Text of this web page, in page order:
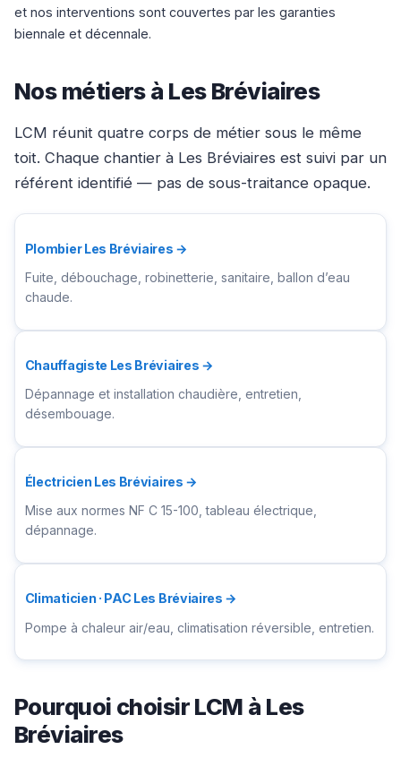
et nos interventions sont couvertes par les garanties
biennale et décennale.
Nos métiers à Les Bréviaires
LCM réunit quatre corps de métier sous le même
toit. Chaque chantier à Les Bréviaires est suivi par un
référent identifié — pas de sous-traitance opaque.
Plombier Les Bréviaires →
Fuite, débouchage, robinetterie, sanitaire, ballon d’eau
chaude.
Chauffagiste Les Bréviaires →
Dépannage et installation chaudière, entretien,
désembouage.
Électricien Les Bréviaires →
Mise aux normes NF C 15-100, tableau électrique,
dépannage.
Climaticien · PAC Les Bréviaires →
Pompe à chaleur air/eau, climatisation réversible, entretien.
Pourquoi choisir LCM à Les
Bréviaires